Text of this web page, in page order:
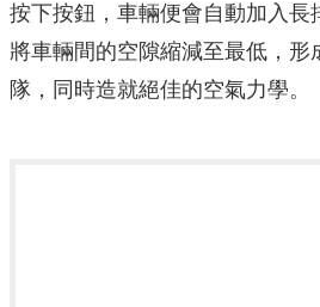
按下按鈕，車輛便會自動加入長
將車輛間的空隙縮減至最低，形
隊，同時造就絕佳的空氣力學。